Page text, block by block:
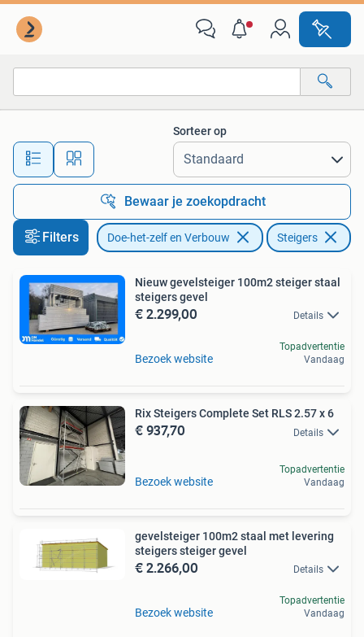
Alle afstanden…
Sorteer op
Bewaar je zoekopdracht
Filters Doe-het-zelf en Verbouw Steigers
Nieuw gevelsteiger 100m2 steiger staal
steigers gevel
€ 2.299,00 Details
Bezoek website
Topadvertentie
Vandaag
Rix Steigers Complete Set RLS 2.57 x 6
€ 937,70 Details
Bezoek website
Topadvertentie
Vandaag
gevelsteiger 100m2 staal met levering
steigers steiger gevel
€ 2.266,00 Details
Bezoek website
Topadvertentie
Vandaag